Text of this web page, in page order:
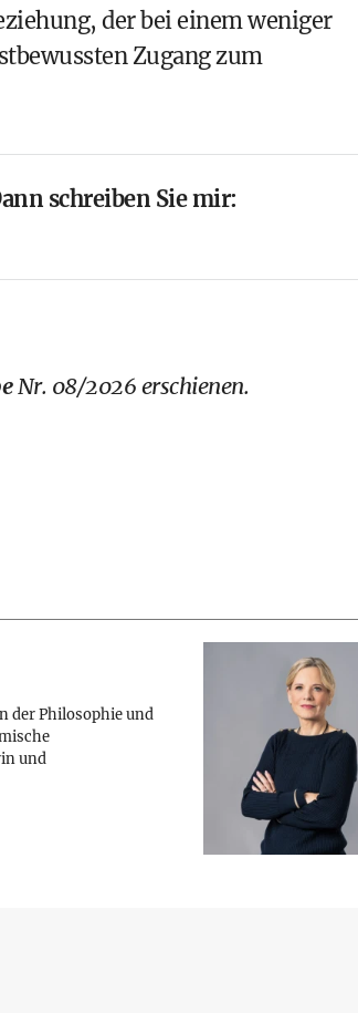
der bei einem weniger
Zugang zum
schreiben Sie mir:
Nr. 08/2026 erschienen.
der Philosophie und
und